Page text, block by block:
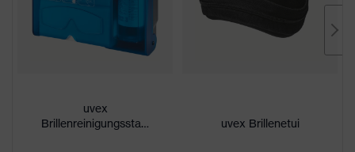
uvex supravision excellence
außenseitig extrem kratzfest,
UV-Schutz
uvex
Brillenreinigungsstation
uvex Brillenetui